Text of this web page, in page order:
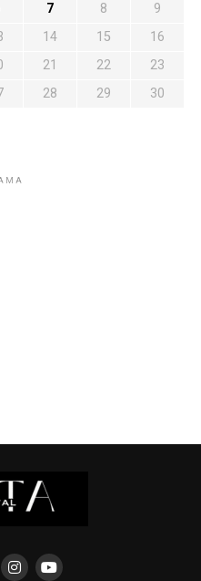
7 8
9
14 15
16
21 22
23
28 29
30